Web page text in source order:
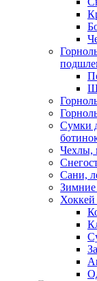
Сумки
Чехлы,
Сани,
Зимние